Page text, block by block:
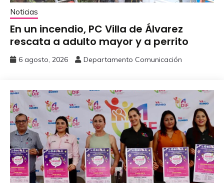
Noticias
En un incendio, PC Villa de Álvarez
‎rescata a adulto mayor y a perrito
6 agosto, 2026 Departamento Comunicación